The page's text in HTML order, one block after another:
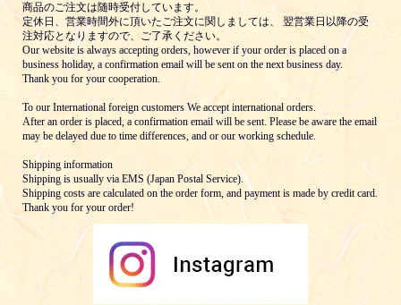
商品のご注文は随時受付しています。
定休日、営業時間外に頂いたご注文に関しましては、 翌営業日以降の受
注対応となりますので、ご了承ください。
Our website is always accepting orders, however if your order is placed on a
business holiday, a confirmation email will be sent on the next business day.
Thank you for your cooperation.
To our International foreign customers We accept international orders.
After an order is placed, a confirmation email will be sent. Please be aware the email
may be delayed due to time differences, and or our working schedule.
Shipping information
Shipping is usually via EMS (Japan Postal Service).
Shipping costs are calculated on the order form, and payment is made by credit card.
Thank you for your order!